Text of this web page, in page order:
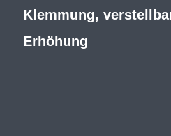
Klemmung,
Erhöhung